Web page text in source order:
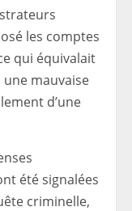
les comptes
qui équivalait
mauvaise
d’une
été signalées
criminelle,